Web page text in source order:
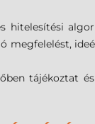
hitelesítési
megfelelést,
tájékoztat